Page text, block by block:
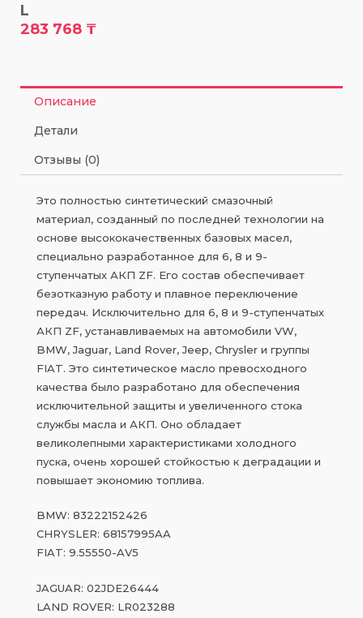
L
283 768 ₸
Описание
Детали
Отзывы (0)
Это полностью синтетический смазочный
материал, созданный по последней технологии на
основе высококачественных базовых масел,
специально разработанное для 6, 8 и 9-
ступенчатых АКП ZF. Его состав обеспечивает
безотказную работу и плавное переключение
передач. Исключительно для 6, 8 и 9-ступенчатых
АКП ZF, устанавливаемых на автомобили VW,
BMW, Jaguar, Land Rover, Jeep, Chrysler и группы
FIAT. Это синтетическое масло превосходного
качества было разработано для обеспечения
исключительной защиты и увеличенного стока
службы масла и АКП. Оно обладает
великолепными характеристиками холодного
пуска, очень хорошей стойкостью к деградации и
повышает экономию топлива.
BMW: 83222152426
CHRYSLER: 68157995AA
FIAT: 9.55550-AV5
JAGUAR: 02JDE26444
LAND ROVER: LR023288